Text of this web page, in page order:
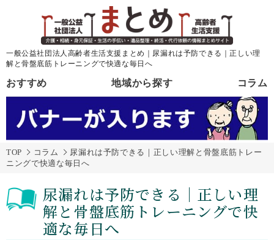
一般公益社団法人高齢者生活支援まとめ｜尿漏れは予防できる｜正しい理
解と骨盤底筋トレーニングで快適な毎日へ
おすすめ 地域から探す コラム
TOP コラム
尿漏れは予防できる｜正しい理解と骨盤底筋トレー
ニングで快適な毎日へ
尿漏れは予防できる｜正しい理
解と骨盤底筋トレーニングで快
適な毎日へ